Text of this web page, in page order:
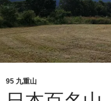
登
山
口
よ
り
峰
95 九重山